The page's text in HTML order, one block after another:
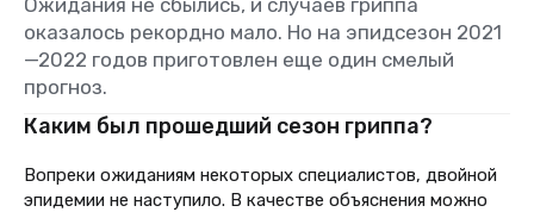
оказалось рекордно мало. Но на эпидсезон 2021
—2022 годов приготовлен еще один смелый
прогноз.
Каким был прошедший сезон гриппа?
Вопреки ожиданиям некоторых специалистов, двойной
эпидемии не наступило. В качестве объяснения можно